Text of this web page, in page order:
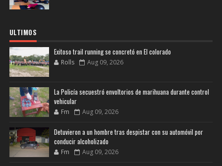
ULTIMOS
Exitoso trail running se concretó en El colorado
Rolls Aug 09, 2026
La Policía secuestró envoltorios de marihuana durante control
vehicular
Fm Aug 09, 2026
Detuvieron a un hombre tras despistar con su automóvil por
conducir alcoholizado
Fm Aug 09, 2026